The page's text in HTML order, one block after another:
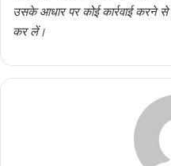
उसके आधार पर कोई कार्रवाई करने
कर लें।